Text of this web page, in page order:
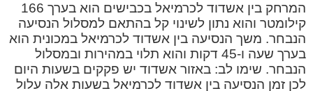
המרחק בין אשדוד לכרמיאל בכבישים הוא בערך 166
קילומטר והוא נתון לשינוי קל בהתאם למסלול הנסיעה
הנבחר. משך הנסיעה בין אשדוד לכרמיאל במכונית הוא
בערך שעה ו-45 דקות והוא תלוי במהירות ובמסלול
הנבחר. שימו לב: באזור אשדוד יש פקקים בשעות היום
לכן זמן הנסיעה בין אשדוד לכרמיאל בשעות אלה עלול